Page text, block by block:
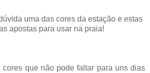
uma das cores da estação e estas
apostas para usar na praia!
que não pode faltar para uns dias